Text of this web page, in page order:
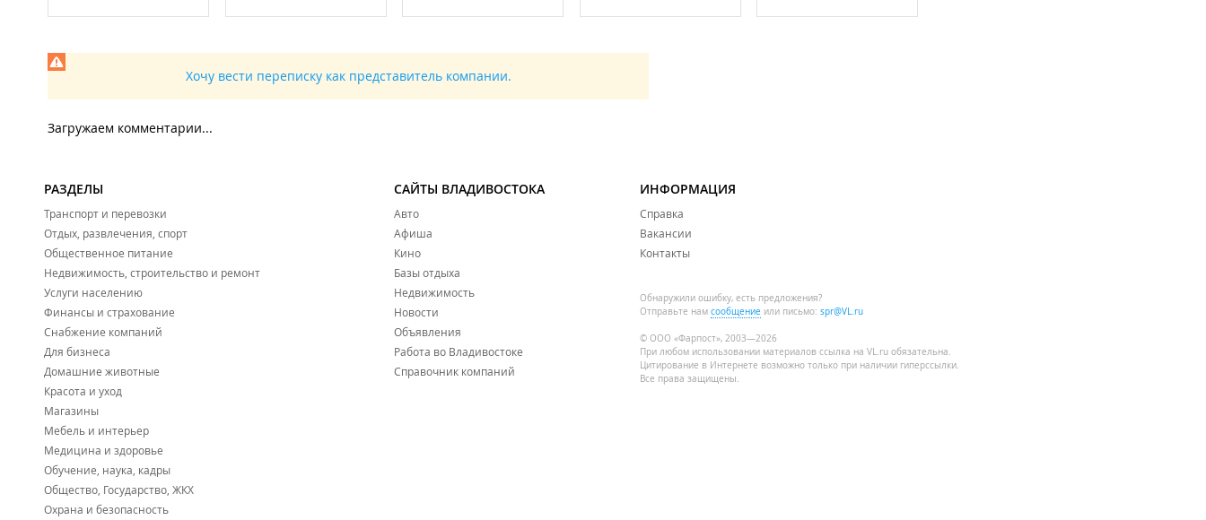
Хочу вести переписку как представитель компании.
Загружаем комментарии...
РАЗДЕЛЫ
Транспорт и перевозки
Отдых, развлечения, спорт
Общественное питание
Недвижимость, строительство и ремонт
Услуги населению
Финансы и страхование
Снабжение компаний
Для бизнеса
Домашние животные
Красота и уход
Магазины
Мебель и интерьер
Медицина и здоровье
Обучение, наука, кадры
Общество, Государство, ЖКХ
Охрана и безопасность
САЙТЫ ВЛАДИВОСТОКА
Авто
Афиша
Кино
Базы отдыха
Недвижимость
Новости
Объявления
Работа во Владивостоке
Справочник компаний
ИНФОРМАЦИЯ
Справка
Вакансии
Контакты
Обнаружили ошибку, есть предложения?
Отправьте нам сообщение или письмо: spr@VL.ru
© ООО «Фарпост», 2003—2026
При любом использовании материалов ссылка на VL.ru обязательна.
Цитирование в Интернете возможно только при наличии гиперссылки.
Все права защищены.